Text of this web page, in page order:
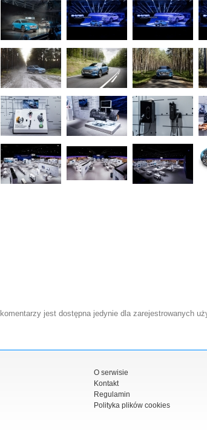
jest dostępna jedynie dla zarejestrowanych
O serwisie
Kontakt
Regulamin
Polityka plików cookies